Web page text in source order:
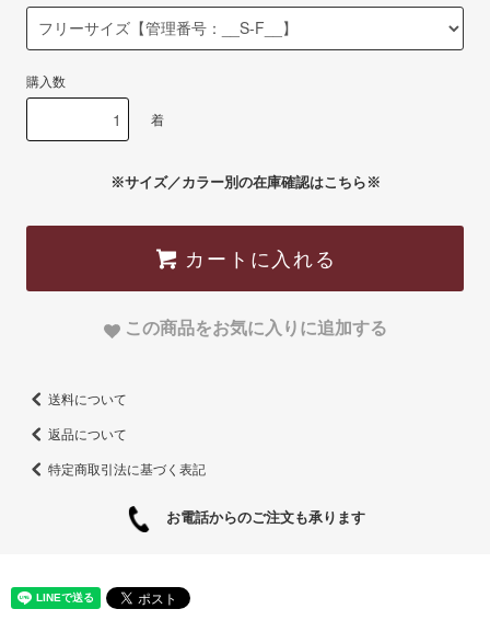
購入数
着
※サイズ／カラー別の在庫確認はこちら※
カートに入れる
この商品をお気に入りに追加する
送料について
返品について
特定商取引法に基づく表記
お電話からのご注文も承ります